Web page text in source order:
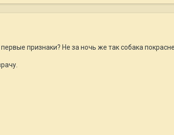
признаки? Не за ночь же так собака